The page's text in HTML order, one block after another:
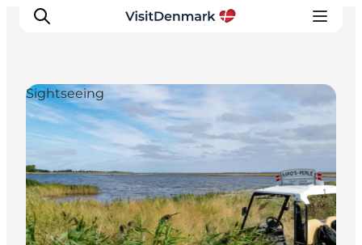
Inspiratie
Bestemmingen
Wat te doen
Accommodaties
Plan je reis
Sightseeing